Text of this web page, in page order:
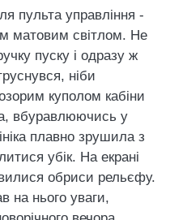
пульта управлiння -
матовим свiтлом. Не
пуску i одразу ж
нiби
куполом кабiни
вбуравлюючись у
плавно зрушила з
убiк. На екранi
обриси рельєфу.
на нього уваги,